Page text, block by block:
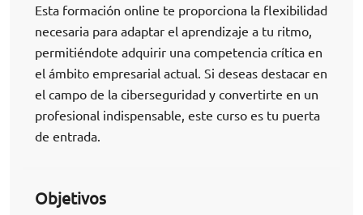
Esta formación online te proporciona la flexibilidad
necesaria para adaptar el aprendizaje a tu ritmo,
permitiéndote adquirir una competencia crítica en
el ámbito empresarial actual. Si deseas destacar en
el campo de la ciberseguridad y convertirte en un
profesional indispensable, este curso es tu puerta
de entrada.
Objetivos